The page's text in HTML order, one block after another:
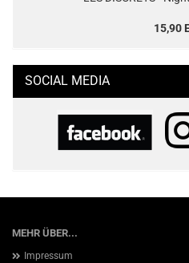
15,90
SOCIAL MEDIA
MEHR ÜBER...
Impressum